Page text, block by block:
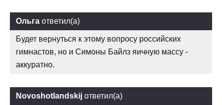
Ольга ответил(а)
Будет вернуться к этому вопросу российских
гимнастов, но и Симоны Байлз яичную массу -
аккуратно.
Novoshotlandskij ответил(а)